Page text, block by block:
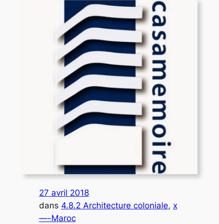
27 avril 2018
dans 4.8.2 Architecture coloniale, x
—-Maroc